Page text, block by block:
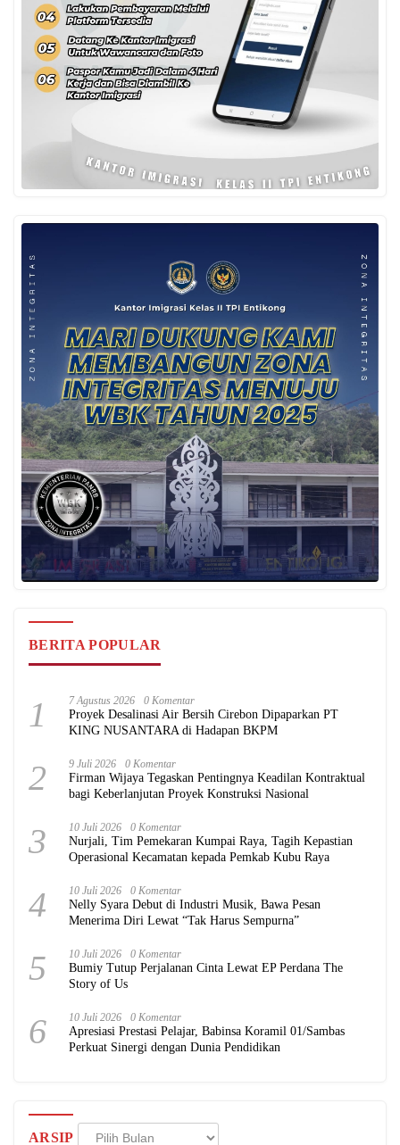
BERITA POPULAR
1 7 Agustus 2026 0 Komentar
Proyek Desalinasi Air Bersih Cirebon Dipaparkan PT
KING NUSANTARA di Hadapan BKPM
2 9 Juli 2026 0 Komentar
Firman Wijaya Tegaskan Pentingnya Keadilan Kontraktual
bagi Keberlanjutan Proyek Konstruksi Nasional
3 10 Juli 2026 0 Komentar
Nurjali, Tim Pemekaran Kumpai Raya, Tagih Kepastian
Operasional Kecamatan kepada Pemkab Kubu Raya
4 10 Juli 2026 0 Komentar
Nelly Syara Debut di Industri Musik, Bawa Pesan
Menerima Diri Lewat “Tak Harus Sempurna”
5 10 Juli 2026 0 Komentar
Bumiy Tutup Perjalanan Cinta Lewat EP Perdana The
Story of Us
6 10 Juli 2026 0 Komentar
Apresiasi Prestasi Pelajar, Babinsa Koramil 01/Sambas
Perkuat Sinergi dengan Dunia Pendidikan
ARSIP
Arsip